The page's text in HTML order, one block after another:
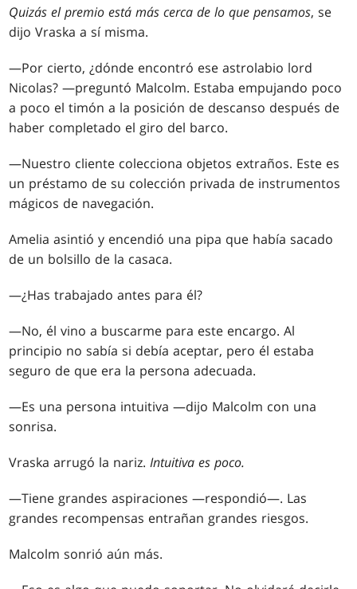
Quizás el premio está más cerca de lo que pensamos, se
dijo Vraska a sí misma.
—Por cierto, ¿dónde encontró ese astrolabio lord
Nicolas? —preguntó Malcolm. Estaba empujando poco
a poco el timón a la posición de descanso después de
haber completado el giro del barco.
—Nuestro cliente colecciona objetos extraños. Este es
un préstamo de su colección privada de instrumentos
mágicos de navegación.
Amelia asintió y encendió una pipa que había sacado
de un bolsillo de la casaca.
—¿Has trabajado antes para él?
—No, él vino a buscarme para este encargo. Al
principio no sabía si debía aceptar, pero él estaba
seguro de que era la persona adecuada.
—Es una persona intuitiva —dijo Malcolm con una
sonrisa.
Vraska arrugó la nariz.Intuitiva es poco.
—Tiene grandes aspiraciones —respondió—. Las
grandes recompensas entrañan grandes riesgos.
Malcolm sonrió aún más.